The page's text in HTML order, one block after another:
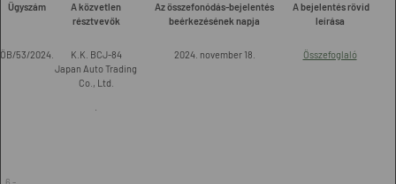
Ügyszám
A közvetlen
résztvevők
Az összefonódás-bejelentés
beérkezésének napja
A bejelentés rövid
leírása
ÖB/53/2024.
K.K. BCJ-84
Japan Auto Trading
Co., Ltd.
2024. november 18. Összefoglaló